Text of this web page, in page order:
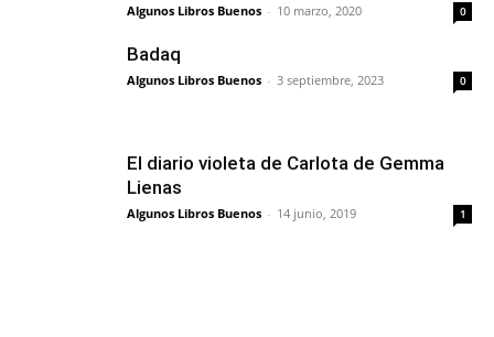
Algunos Libros Buenos - 10 marzo, 2020 0
Badaq
Algunos Libros Buenos - 3 septiembre, 2023 0
El diario violeta de Carlota de Gemma
Lienas
Algunos Libros Buenos - 14 junio, 2019 1